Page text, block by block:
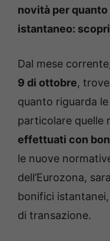
novità per
istantaneo:
Dal mese
9 di ottobre,
quanto riguarda le
particolare quelle
effettuati con
le nuove
dell’Eurozona,
bonifici
di transazione.